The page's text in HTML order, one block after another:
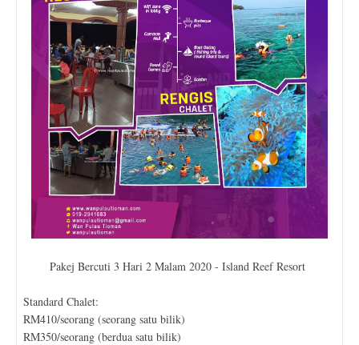
Pakej Bercuti 3 Hari 2 Malam 2020 - Island Reef Resort
Standard Chalet:
RM410/seorang (seorang satu bilik)
RM350/seorang (berdua satu bilik)